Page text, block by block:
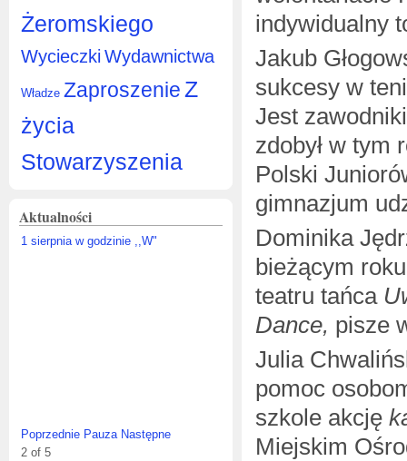
Żeromskiego
Wycieczki Wydawnictwa
Władze ZaproszenieZ
życia
Stowarzyszenia
Aktualności
w godzinie ,,W"
IV edycja Konkursu Fotograficznego
Żeromszczyzna”
Poprzednie Pauza Następne
3 of 5
indywidualny
Jakub
sukcesy w
Jest
zdobył w tym
Polski
gimnazjum
Dominika
bieżącym
teatru tańca
Dance, pisze
Julia
pomoc
szkole akcję
Miejskim